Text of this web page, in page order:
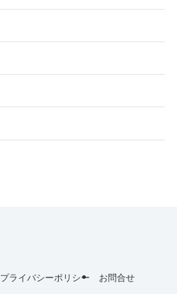
プライバシーポリシー お問合せ